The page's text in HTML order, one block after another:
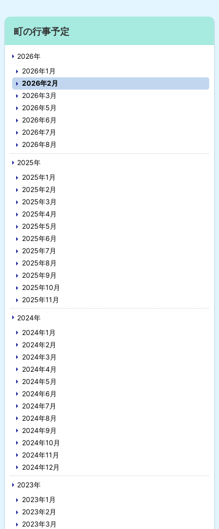
に
戻
サ
イ
ド
・
町の行事予定
2026年
2026年1月
2026年2月
2026年3月
2026年5月
2026年6月
2026年7月
2026年8月
2025年
2025年1月
2025年2月
2025年3月
2025年4月
2025年5月
2025年6月
2025年7月
2025年8月
2025年9月
2025年10月
2025年11月
2024年
2024年1月
2024年2月
2024年3月
2024年4月
2024年5月
2024年6月
2024年7月
2024年8月
2024年9月
2024年10月
2024年11月
2024年12月
2023年
2023年1月
2023年2月
2023年3月